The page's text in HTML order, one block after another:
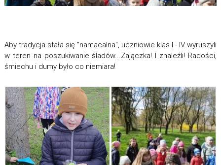
Aby tradycja stała się "namacalna", uczniowie klas I - IV wyruszyli
w teren na poszukiwanie śladów...Zajączka! I znaleźli! Radości,
śmiechu i dumy było co niemiara!